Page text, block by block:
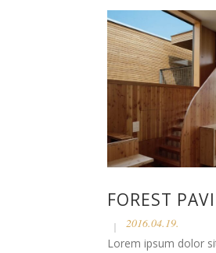
FOREST
2016.04.19.
Lorem ipsum dolor